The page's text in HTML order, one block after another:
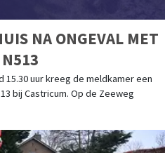
NA ONGEVAL MET
N513
15.30 uur kreeg de meldkamer een
bij Castricum. Op de Zeeweg